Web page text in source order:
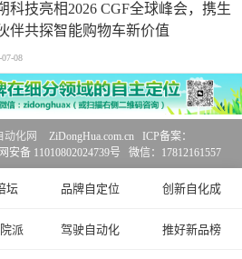
科技亮相2026 CGF全球峰会，携生
伴共探智能购物车新价值
07-08
坛 品牌自定位 创新自化成
派 驾驶自动化 推好新品榜
动化网
ZiDongHua.com.cn ICP备案：
安备 11010802024739号 微信：17812161557